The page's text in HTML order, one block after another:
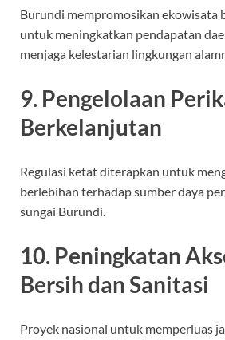
Burundi mempromosikan ekowisata
untuk meningkatkan pendapatan
menjaga kelestarian lingkungan
9. Pengelolaan
Berkelanjutan
Regulasi ketat diterapkan untuk
berlebihan terhadap sumber daya
sungai Burundi.
10. Peningkatan
Bersih dan Sanitasi
Proyek nasional untuk memperluas